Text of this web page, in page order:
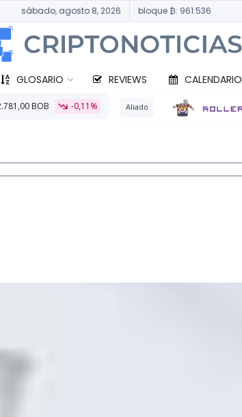
sábado, agosto 8, 2026 bloque ₿: 961.536
GLOSARIO REVIEWS CALENDARIO
-0,11% Aliado